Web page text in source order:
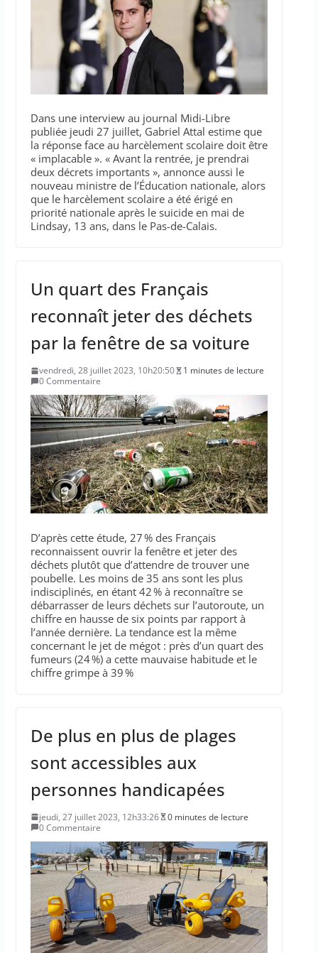
Dans une interview au journal Midi-Libre
publiée jeudi 27 juillet, Gabriel Attal estime que
la réponse face au harcèlement scolaire doit être
« implacable ». « Avant la rentrée, je prendrai
deux décrets importants », annonce aussi le
nouveau ministre de l’Éducation nationale, alors
que le harcèlement scolaire a été érigé en
priorité nationale après le suicide en mai de
Lindsay, 13 ans, dans le Pas-de-Calais.
Un quart des Français
reconnaît jeter des déchets
par la fenêtre de sa voiture
vendredi, 28 juillet 2023, 10h20:50
1 minutes de lecture
0 Commentaire
D’après cette étude, 27 % des Français
reconnaissent ouvrir la fenêtre et jeter des
déchets plutôt que d’attendre de trouver une
poubelle. Les moins de 35 ans sont les plus
indisciplinés, en étant 42 % à reconnaître se
débarrasser de leurs déchets sur l’autoroute, un
chiffre en hausse de six points par rapport à
l’année dernière. La tendance est la même
concernant le jet de mégot : près d’un quart des
fumeurs (24 %) a cette mauvaise habitude et le
chiffre grimpe à 39 %
De plus en plus de plages
sont accessibles aux
personnes handicapées
jeudi, 27 juillet 2023, 12h33:26
0 minutes de lecture
0 Commentaire